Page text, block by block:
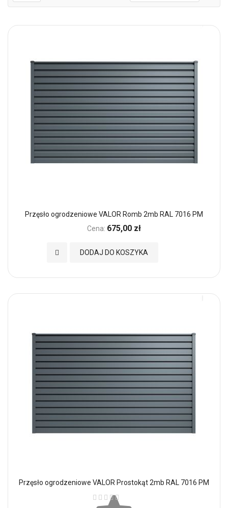
Przęsło ogrodzeniowe VALOR Romb 2mb RAL 7016 PM
Cena: 675,00 zł
DODAJ DO KOSZYKA
Dodaj do Ulubionych
Przęsło ogrodzeniowe VALOR Prostokąt 2mb RAL 7016 PM
Ocena: